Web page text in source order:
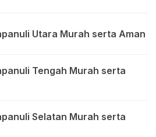
Utara Murah serta Aman
Tengah Murah serta
Selatan Murah serta